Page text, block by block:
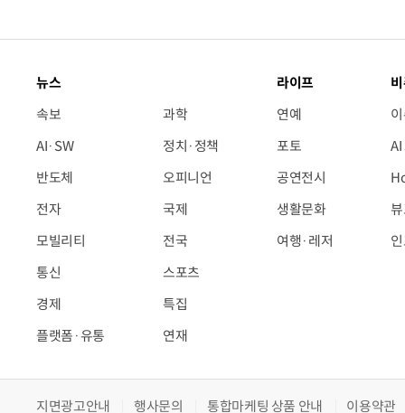
뉴스
속보
AI·SW
반도체
전자
모빌리티
통신
경제
플랫폼·유통
과학
정치·정책
오피니언
국제
전국
스포츠
특집
연재
라이프
연예
포토
공연전시
생활문화
여행·레저
지면광고안내 행사문의 통합마케팅 상품 안내 이용약관